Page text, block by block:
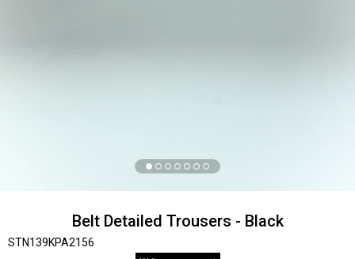
Belt Detailed Trousers - Black
STN139KPA2156